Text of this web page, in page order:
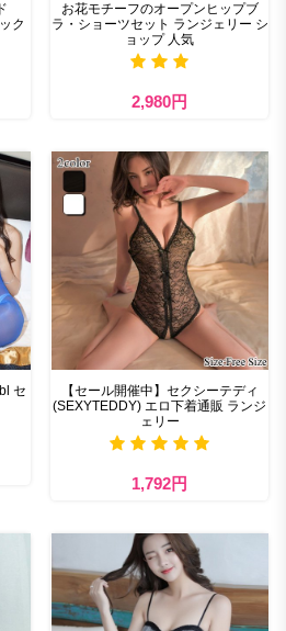
ク
お花モチーフのオープンヒップブ
ラ・ショーツセット ランジェリー シ
ョップ 人気
2,980円
セ
【セール開催中】セクシーテディ
(SEXYTEDDY) エロ下着通販 ランジ
ェリー
1,792円